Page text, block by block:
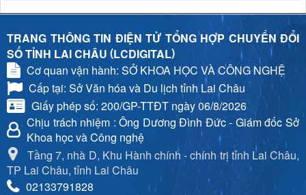
TRANG THÔNG TIN ĐIỆN TỬ TỔNG HỢP CHUYỂN ĐỔI
SỐ TỈNH LAI CHÂU (LCDIGITAL)
Cơ quan vận hành: SỞ KHOA HỌC VÀ CÔNG NGHỆ
Cấp tại: Sở Văn hóa và Du lịch tỉnh Lai Châu
Giấy phép số: 200/GP-TTĐT ngày 06/8/2026
Chịu trách nhiệm : Ông Dương Đình Đức - Giám đốc Sở
Khoa học và Công nghệ
Tầng 7, nhà D, Khu Hành chính - chính trị tỉnh Lai Châu,
TP Lai Châu, tỉnh Lai Châu
02133791828